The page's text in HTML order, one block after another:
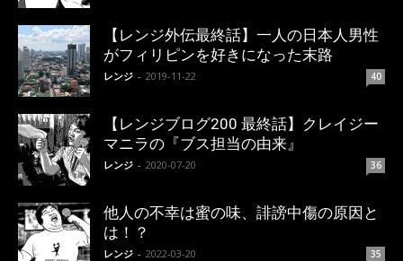
【レンジ外伝最終話】一人の日本人男性
がフィリピンを好きになった末路
レンジ - 2019-11-22 40
【レンジブログ200 最終話】クレイジー
マニラの『ブス担当の由来』
レンジ - 2020-07-20 36
他人の不幸は蜜の味、誹謗中傷の原因と
は！？
レンジ - 2022-03-20 35